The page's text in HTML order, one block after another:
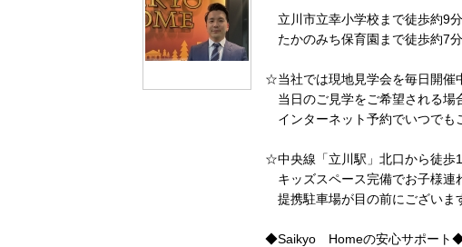
立川市立幸小学校まで徒歩
たかのみち保育園まで徒歩約
☆当社では現地見学会を毎日開催
当日のご見学をご希望される場
インターネット予約でいつでも
☆中央線「立川駅」北口から徒歩
キッズスペース完備でお子様連
提携駐車場が目の前にございま
◆Saikyo Homeの安心サポート